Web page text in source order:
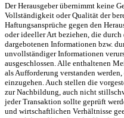
Der Herausgeber übernimmt keine
Vollständigkeit oder Qualität der
Haftungsansprüche gegen den
oder ideeller Art beziehen, die
dargebotenen Informationen bzw.
unvollständiger Informationen
ausgeschlossen. Alle enthaltenen
als Aufforderung verstanden
einzugehen. Auch stellen die
zur Nachbildung, auch nicht
jeder Transaktion sollte geprüft
und wirtschaftlichen Verhältnisse